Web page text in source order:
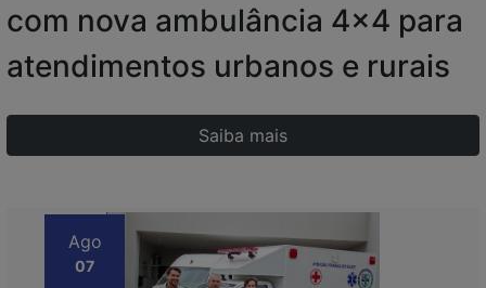
com nova ambulância 4x4 para
atendimentos urbanos e rurais
Saiba mais
Ago
07